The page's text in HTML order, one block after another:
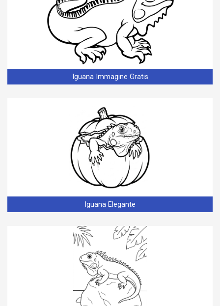
Iguana Immagine Gratis
Iguana Elegante